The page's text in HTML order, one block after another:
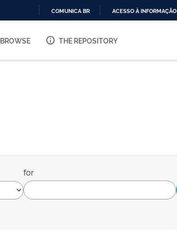
O
COMUNICA BR ACESSO À INFORMAÇÃO
BROWSE THE REPOSITORY
for